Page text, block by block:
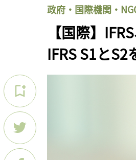
政府・国際機関・
【国際】
IFRS S1とS2